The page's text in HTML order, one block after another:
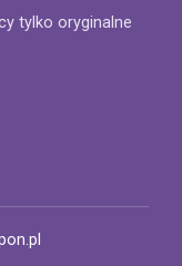
tylko oryginalne